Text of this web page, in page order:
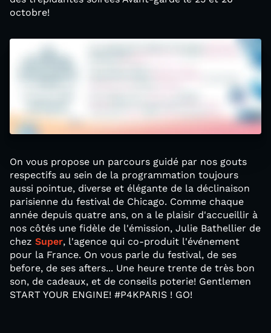
octobre!
On vous propose un parcours guidé par nos gouts
respectifs au sein de la programmation toujours
aussi pointue, diverse et élégante de la déclinaison
parisienne du festival de Chicago. Comme chaque
année depuis quatre ans, on a le plaisir d'accueillir à
nos côtés une fidèle de l'émission, Julie Bathellier de
chez Super, l'agence qui co-produit l'événement
pour la France. On vous parle du festival, de ses
before, de ses afters... Une heure trente de très bon
son, de cadeaux, et de conseils poterie! Gentlemen
START YOUR ENGINE! #P4KPARIS ! GO!